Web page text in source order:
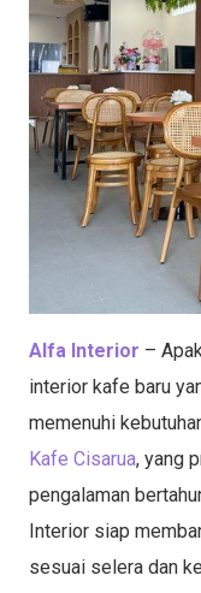
Alfa Interior –
interior kafe baru
memenuhi
Kafe Cisarua, yang
pengalaman
Interior siap
sesuai selera dan